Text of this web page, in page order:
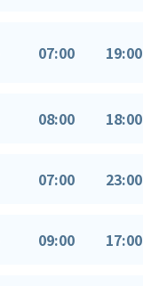
07:00 19:00
08:00 18:00
07:00 23:00
09:00 17:00